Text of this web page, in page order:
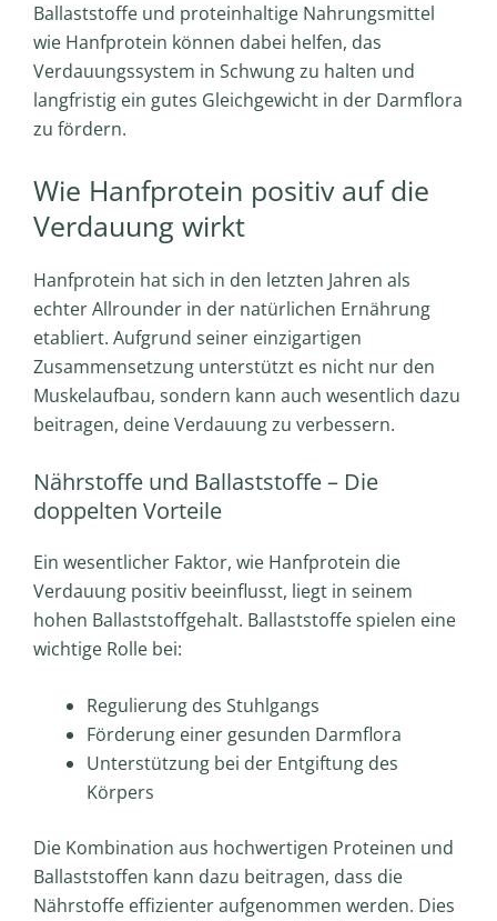
Ballaststoffe und proteinhaltige Nahrungsmittel
wie Hanfprotein können dabei helfen, das
Verdauungssystem in Schwung zu halten und
langfristig ein gutes Gleichgewicht in der Darmflora
zu fördern.
Wie Hanfprotein positiv auf die
Verdauung wirkt
Hanfprotein hat sich in den letzten Jahren als
echter Allrounder in der natürlichen Ernährung
etabliert. Aufgrund seiner einzigartigen
Zusammensetzung unterstützt es nicht nur den
Muskelaufbau, sondern kann auch wesentlich dazu
beitragen, deine Verdauung zu verbessern.
Nährstoffe und Ballaststoffe – Die
doppelten Vorteile
Ein wesentlicher Faktor, wie Hanfprotein die
Verdauung positiv beeinflusst, liegt in seinem
hohen Ballaststoffgehalt. Ballaststoffe spielen eine
wichtige Rolle bei:
Regulierung des Stuhlgangs
Förderung einer gesunden Darmflora
Unterstützung bei der Entgiftung des
Körpers
Die Kombination aus hochwertigen Proteinen und
Ballaststoffen kann dazu beitragen, dass die
Nährstoffe effizienter aufgenommen werden. Dies